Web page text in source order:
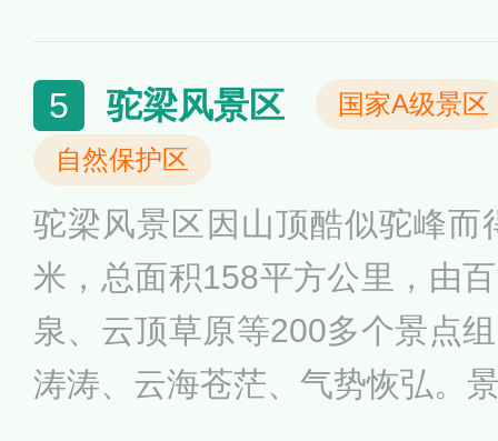
文观光景点和悬壁火车、管式
体验项目，以及集山寨观光、
特色民宿等功能于一体的特色
5 驼梁风景区
国家A级景区
自然保护区
驼梁风景区因山顶酷似驼峰而
米，总面积158平方公里，由
泉、云顶草原等200多个景点
涛涛、云海苍茫、气势恢弘。